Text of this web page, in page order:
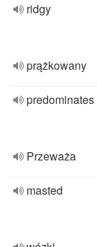
ridgy
prążkowany
predominates
Przeważa
masted